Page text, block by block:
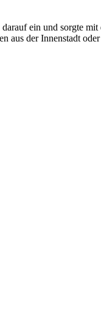
ein und sorgte
aus der Innenstadt